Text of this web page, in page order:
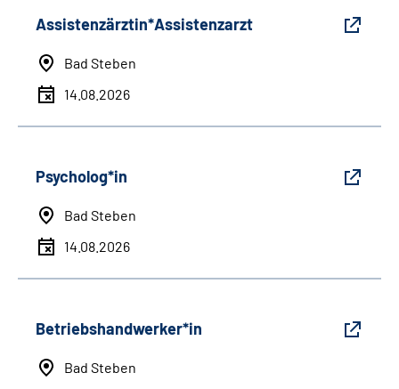
Assistenzärztin*Assistenzarzt
Bad Steben
14.08.2026
Psycholog*in
Bad Steben
14.08.2026
Betriebshandwerker*in
Bad Steben